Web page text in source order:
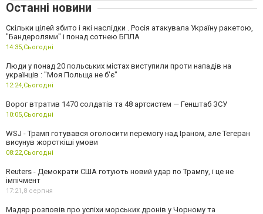
Останні новини
Скільки цілей збито і які наслідки . Росія атакувала Україну ракетою,
"Бандеролями" і понад сотнею БПЛА
14:35,Сьогодні
Люди у понад 20 польських містах виступили проти нападів на
українців : "Моя Польща не б'є"
12:24,Сьогодні
Ворог втратив 1470 солдатів та 48 артсистем — Генштаб ЗСУ
10:05,Сьогодні
WSJ - Трамп готувався оголосити перемогу над Іраном, але Тегеран
висунув жорсткіші умови
08:22,Сьогодні
Reuters - Демократи США готують новий удар по Трампу, і це не
імпічмент
17:21,8 серпня
Мадяр розповів про успіхи морських дронів у Чорному та